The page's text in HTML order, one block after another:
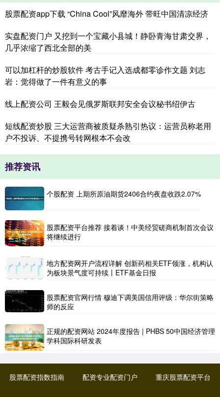
股票配资app下载 “China Cool”风靡海外 带旺中国清凉经济
实盘配资门户 又挖到一个宝藏小县城！静卧青海甘肃交界，
几乎浓缩了西北全部的美
可以加杠杆的炒股软件 考古手记入选成都零诊作文题 刘志
岩：觉得做了一件有意义的事
线上配资公司 王毅会见俄罗斯联邦安全会议秘书绍伊古
短线配资炒股 三大运营商被质疑杀熟引热议：运营员称老用
户不投诉、不提携号转网根本不会改
推荐资讯
个股配资 上期所原油期货2406合约夜盘收跌2.07%
股票配资平台推荐 接着谈！中美经贸磋商机制首次会议
将继续进行
地方配资网开户流程详解 创新药相关ETF领涨，机构认
为板块景气度可持续丨ETF基金日报
股票配资官网行情 穆迪下调美国信用评级：华尔街策略
师的反应
正规的配资网站 2024年度报告 | PHBS 50中国经济管理
学科国际科研发表
股票配资指数指南 配资专业配资门户 重庆股票配资平台